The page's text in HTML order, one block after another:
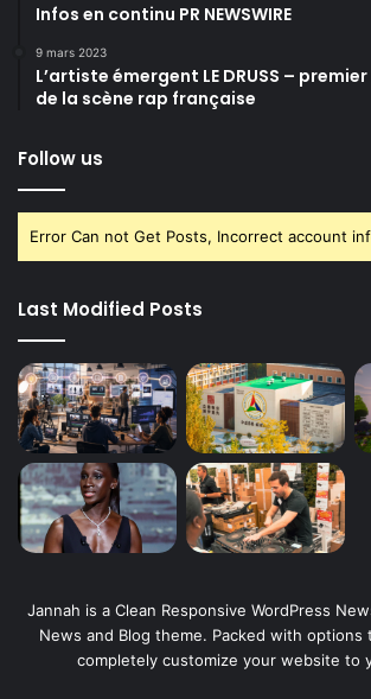
Infos en continu PR NEWSWIRE
9 mars 2023
L’artiste émergent LE DRUSS –
de la scène rap française
Follow us
Error Can not Get Posts, Incorrect account
Last Modified Posts
Jannah is a Clean Responsive WordPress
News and Blog theme. Packed with options
completely customize your website to